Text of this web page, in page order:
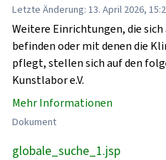
Letzte Änderung: 13. April 2026,
Weitere Einrichtungen, die
befinden oder mit denen die
pflegt, stellen sich auf den
Kunstlabor e.V.
Mehr Informationen
Dokument
globale_suche_1.jsp